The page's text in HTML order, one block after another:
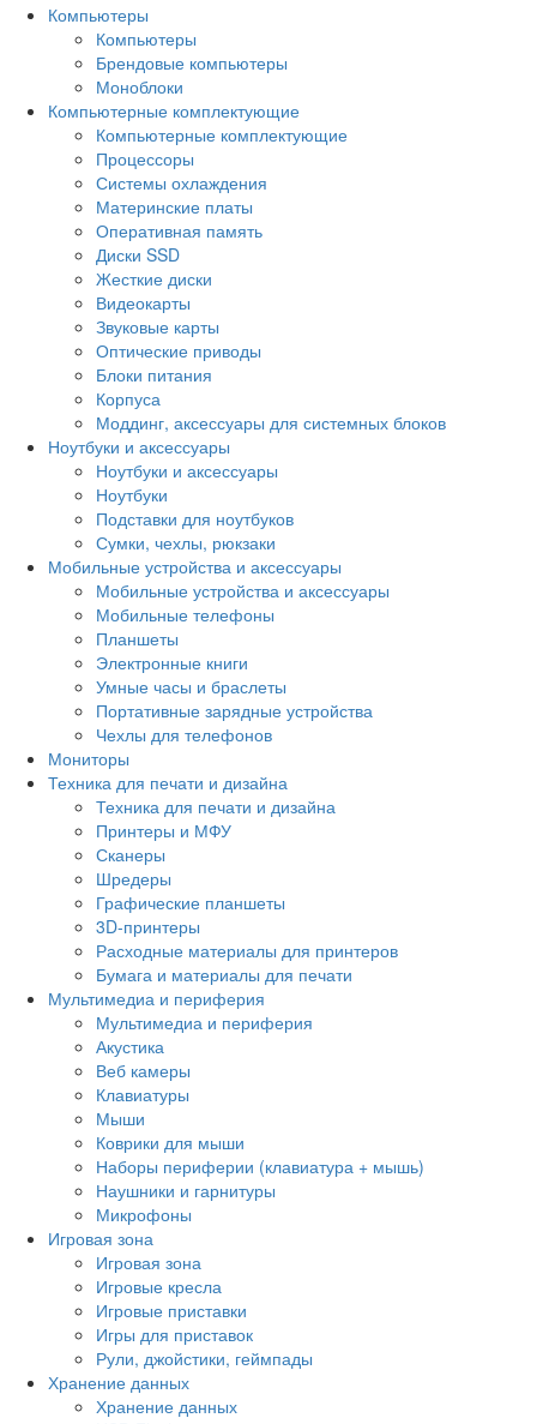
Компьютеры
Компьютеры
Брендовые компьютеры
Моноблоки
Компьютерные комплектующие
Компьютерные комплектующие
Процессоры
Системы охлаждения
Материнские платы
Оперативная память
Диски SSD
Жесткие диски
Видеокарты
Звуковые карты
Оптические приводы
Блоки питания
Корпуса
Моддинг, аксессуары для системных блоков
Ноутбуки и аксессуары
Ноутбуки и аксессуары
Ноутбуки
Подставки для ноутбуков
Сумки, чехлы, рюкзаки
Мобильные устройства и аксессуары
Мобильные устройства и аксессуары
Мобильные телефоны
Планшеты
Электронные книги
Умные часы и браслеты
Портативные зарядные устройства
Чехлы для телефонов
Мониторы
Техника для печати и дизайна
Техника для печати и дизайна
Принтеры и МФУ
Сканеры
Шредеры
Графические планшеты
3D-принтеры
Расходные материалы для принтеров
Бумага и материалы для печати
Мультимедиа и периферия
Мультимедиа и периферия
Акустика
Веб камеры
Клавиатуры
Мыши
Коврики для мыши
Наборы периферии (клавиатура + мышь)
Наушники и гарнитуры
Микрофоны
Игровая зона
Игровая зона
Игровые кресла
Игровые приставки
Игры для приставок
Рули, джойстики, геймпады
Хранение данных
Хранение данных